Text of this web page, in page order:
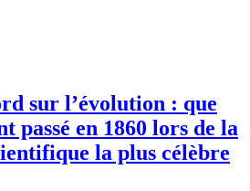
sur l’évolution : que
passé en 1860 lors de la
la plus célèbre